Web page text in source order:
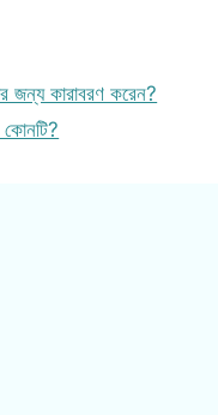
জন্য কারাবরণ করেন?
কোনটি?